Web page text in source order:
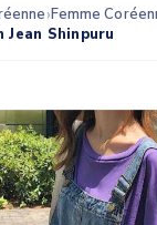
Femme
Shinpuru